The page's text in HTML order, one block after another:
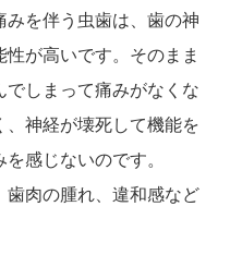
みを伴う虫歯は、歯の神
が高いです。そのまま
でしまって痛みがなくな
、神経が壊死して機能を
感じないのです。
歯肉の腫れ、違和感など